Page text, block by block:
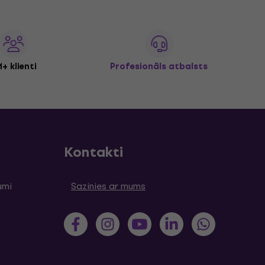
klienti Profesionāls atbalsts
Kontakti
Sazinies ar mums